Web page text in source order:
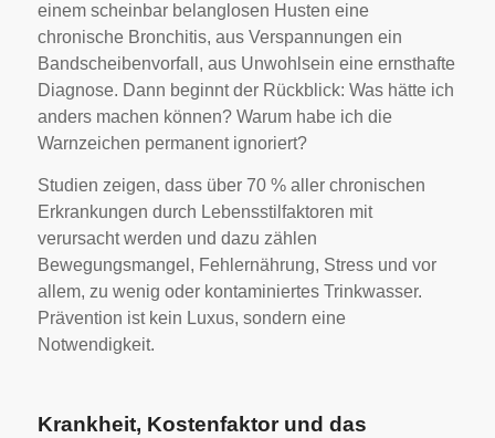
einem scheinbar belanglosen Husten eine
chronische Bronchitis, aus Verspannungen ein
Bandscheibenvorfall, aus Unwohlsein eine ernsthafte
Diagnose. Dann beginnt der Rückblick: Was hätte ich
anders machen können? Warum habe ich die
Warnzeichen permanent ignoriert?
Studien zeigen, dass über 70 % aller chronischen
Erkrankungen durch Lebensstilfaktoren mit
verursacht werden und dazu zählen
Bewegungsmangel, Fehlernährung, Stress und vor
allem, zu wenig oder kontaminiertes Trinkwasser.
Prävention ist kein Luxus, sondern eine
Notwendigkeit.
Krankheit, Kostenfaktor und das